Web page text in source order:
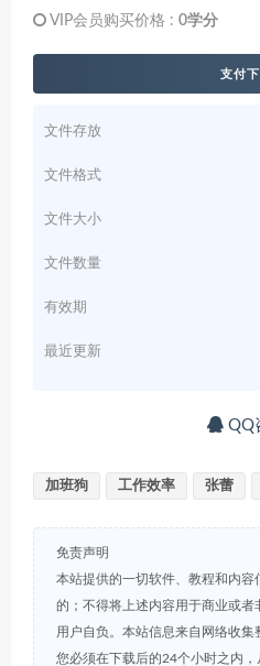
VIP会员购买价格 : 0学分
支付
文件存放
文件格式
文件大小
文件数量
有效期
最近更新
QQ
加班狗 工作效率 张蕾
免责声明
本站提供的一切软件、教程和内容
的；不得将上述内容用于商业或
用户自负。本站信息来自网络收集
您必须在下载后的24个小时之内